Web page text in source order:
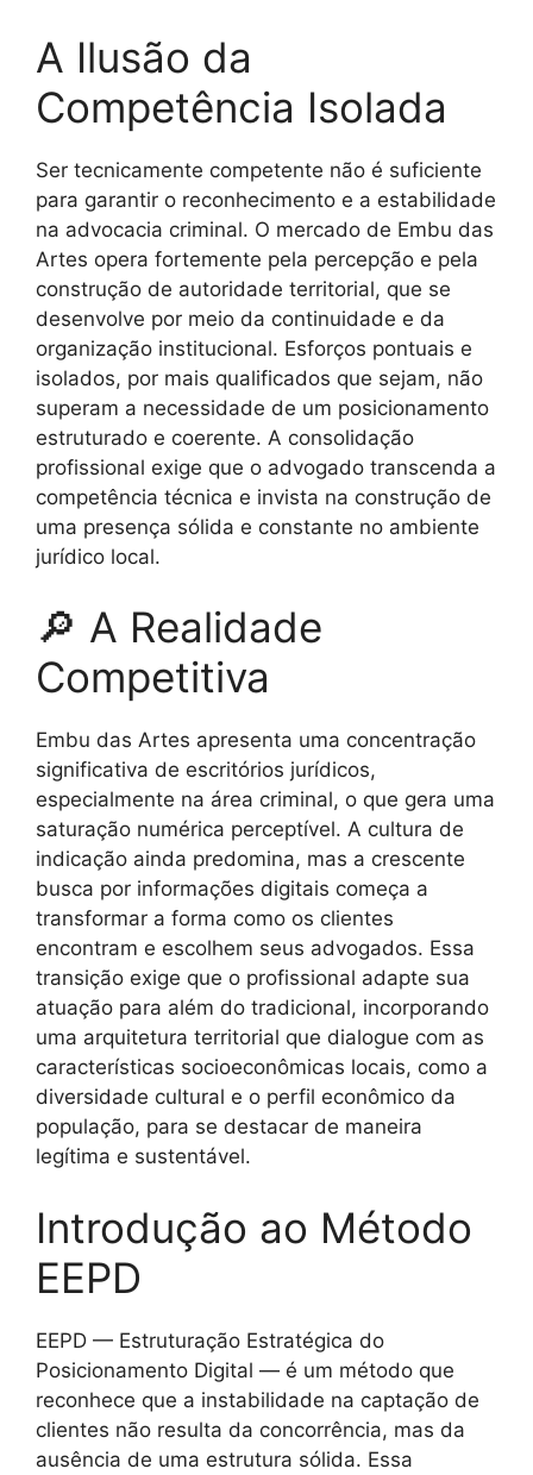
A Ilusão da
Competência Isolada
Ser tecnicamente competente não é suficiente
para garantir o reconhecimento e a estabilidade
na advocacia criminal. O mercado de Embu das
Artes opera fortemente pela percepção e pela
construção de autoridade territorial, que se
desenvolve por meio da continuidade e da
organização institucional. Esforços pontuais e
isolados, por mais qualificados que sejam, não
superam a necessidade de um posicionamento
estruturado e coerente. A consolidação
profissional exige que o advogado transcenda a
competência técnica e invista na construção de
uma presença sólida e constante no ambiente
jurídico local.
🔎 A Realidade
Competitiva
Embu das Artes apresenta uma concentração
significativa de escritórios jurídicos,
especialmente na área criminal, o que gera uma
saturação numérica perceptível. A cultura de
indicação ainda predomina, mas a crescente
busca por informações digitais começa a
transformar a forma como os clientes
encontram e escolhem seus advogados. Essa
transição exige que o profissional adapte sua
atuação para além do tradicional, incorporando
uma arquitetura territorial que dialogue com as
características socioeconômicas locais, como a
diversidade cultural e o perfil econômico da
população, para se destacar de maneira
legítima e sustentável.
Introdução ao Método
EEPD
EEPD — Estruturação Estratégica do
Posicionamento Digital — é um método que
reconhece que a instabilidade na captação de
clientes não resulta da concorrência, mas da
ausência de uma estrutura sólida. Essa